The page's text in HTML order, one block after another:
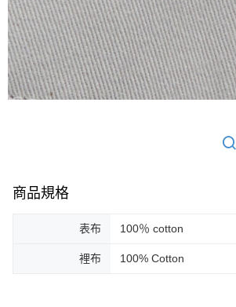
商品規格
表布 100％ cotton
裡布 100% Cotton